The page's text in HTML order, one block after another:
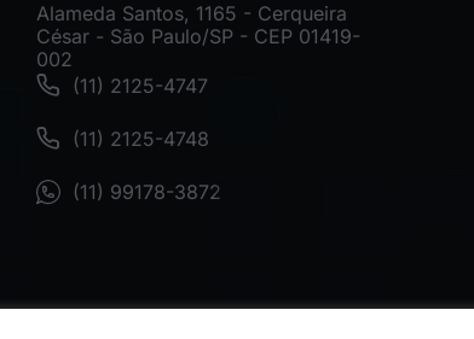
Alameda Santos, 1165 - Cerqueira
César - São Paulo/SP - CEP 01419-
002
(11) 2125-4747
(11) 2125-4748
(11) 99178-3872